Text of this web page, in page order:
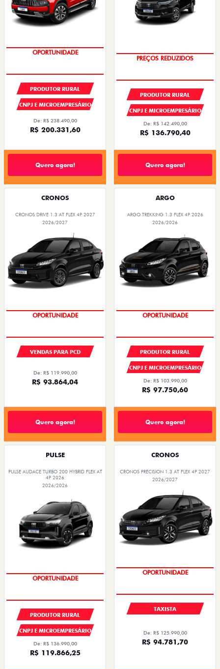
PREÇOS REDUZIDOS
PRODUTOR RURAL
CNPJ E MICROEMPRESÁRIO
De: R$ 238.490,00
R$ 200.331,60
Quero agora!
OPORTUNIDADE
PRODUTOR RURAL
CNPJ E MICROEMPRESÁRIO
De: R$ 142.490,00
R$ 136.790,40
Quero agora!
CRONOS
CRONOS DRIVE 1.3 AT FLEX 4P 2027
2026/2027
PREÇOS REDUZIDOS
VENDAS PARA PCD
De: R$ 119.990,00
R$ 93.864,04
Quero agora!
ARGO
ARGO TREKKING 1.3 FLEX 4P 2026
2026/2026
PREÇOS REDUZIDOS
PRODUTOR RURAL
CNPJ E MICROEMPRESÁRIO
De: R$ 103.990,00
R$ 97.750,60
Quero agora!
PULSE
PULSE AUDACE TURBO 200 HYBRID FLEX AT
4P 2026
2026/2026
PREÇOS REDUZIDOS
PRODUTOR RURAL
CNPJ E MICROEMPRESÁRIO
De: R$ 136.990,00
R$ 119.866,25
CRONOS
CRONOS PRECISION 1.3 AT FLEX 4P 2027
2026/2027
PREÇOS REDUZIDOS
TAXISTA
De: R$ 125.990,00
R$ 94.781,70